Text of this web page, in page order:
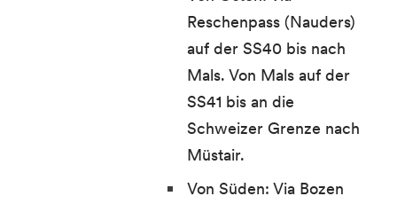
Reschenpass (Nauders)
auf der SS40 bis nach
Mals. Von Mals auf der
SS41 bis an die
Schweizer Grenze nach
Müstair.
Von Süden: Via Bozen